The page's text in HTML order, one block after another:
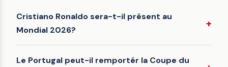
Cristiano Ronaldo sera-t-il présent au
Mondial 2026?
Le Portugal peut-il remportér la Coupe du